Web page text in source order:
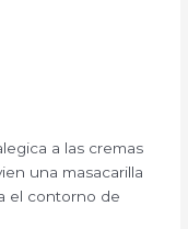
a las cremas
una masacarilla
el contorno de